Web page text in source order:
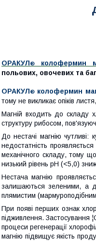
ОРАКУЛ® колофермин
польових, овочевих та
ОРАКУЛ® колофермин
тому не викликає опіків
Магній входить до складу
структуру рибосом,
До нестачі магнію чутливі:
недостатність
механічного складу, тому
низький рівень рН (<5,0)
Нестача магнію
залишаються зеленими, а
плямистим
При появі перших ознак
підживлення. Застосування
процеси регенерації
магнію підвищує якість